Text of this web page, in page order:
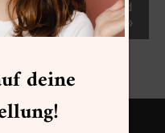
Workshop mit Wald
Berlin »
deine